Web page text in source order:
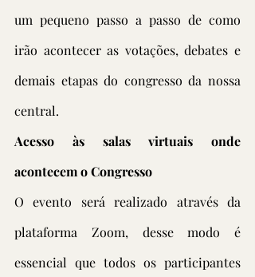
um pequeno passo a passo de como
irão acontecer as votações, debates e
demais etapas do congresso da nossa
central.
Acesso às salas virtuais onde
acontecem o Congresso
O evento será realizado através da
plataforma Zoom, desse modo é
essencial que todos os participantes